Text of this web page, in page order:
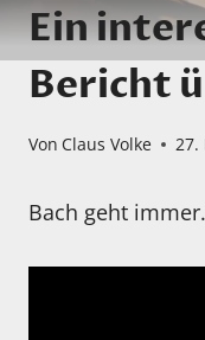
Ein
Bericht
Von Claus Volke 27.
Bach geht